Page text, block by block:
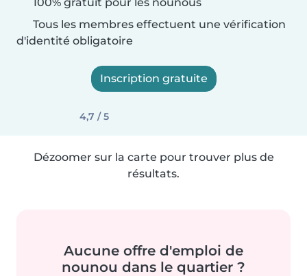
Tous les membres effectuent une vérification
d'identité obligatoire
Inscription gratuite
4,7 / 5
Dézoomer sur la carte pour trouver plus de
résultats.
Aucune offre d'emploi de
nounou dans le quartier ?